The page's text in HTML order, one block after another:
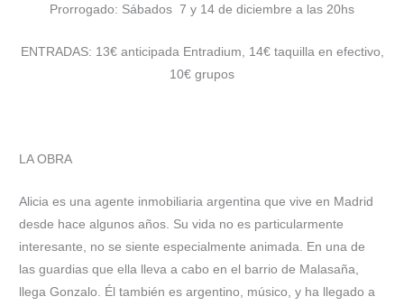
Prorrogado: Sábados 7 y 14 de diciembre a las 20hs
ENTRADAS: 13€ anticipada Entradium, 14€ taquilla en efectivo,
10€ grupos
LA OBRA
Alicia es una agente inmobiliaria argentina que vive en Madrid
desde hace algunos años. Su vida no es particularmente
interesante, no se siente especialmente animada. En una de
las guardias que ella lleva a cabo en el barrio de Malasaña,
llega Gonzalo. Él también es argentino, músico, y ha llegado a